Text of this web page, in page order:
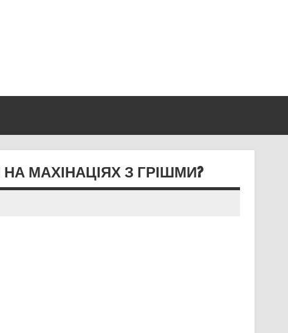
МАХІНАЦІЯХ З ГРІШМИ?